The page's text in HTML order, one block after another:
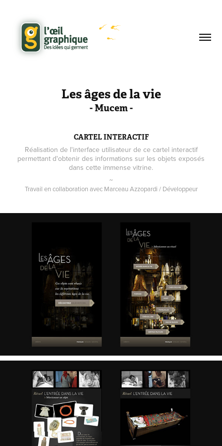
Les âges de la vie
- Mucem -
CARTEL INTERACTIF
Réalisation de l'interface utilisateur de ce cartel interactif
permettant d'obtenir des informations sur les objets exposés
dans cette immense vitrine.
~
Travail en collaboration avec Marceau Azzopardi / Développeur